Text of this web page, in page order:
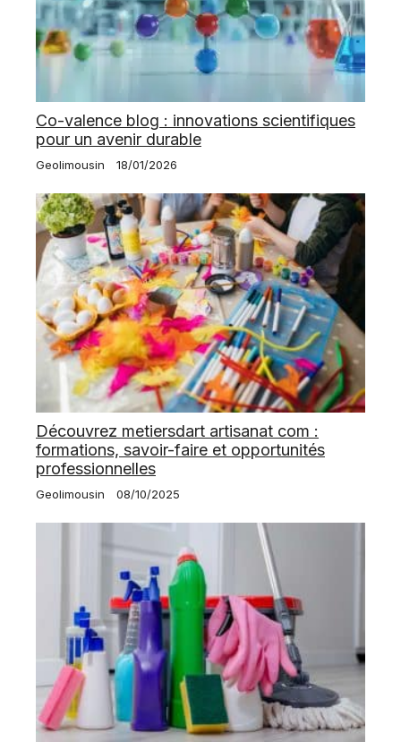
Co-valence blog : innovations scientifiques
pour un avenir durable
Geolimousin 18/01/2026
Découvrez metiersdart artisanat com :
formations, savoir-faire et opportunités
professionnelles
Geolimousin 08/10/2025